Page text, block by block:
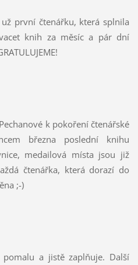
první čtenářku, která splnila
knih za měsíc a pár dní
k pokoření čtenářské
března poslední knihu
medailová místa jsou již
čtenářka, která dorazí do
;-)
pomalu a jistě zaplňuje. Další